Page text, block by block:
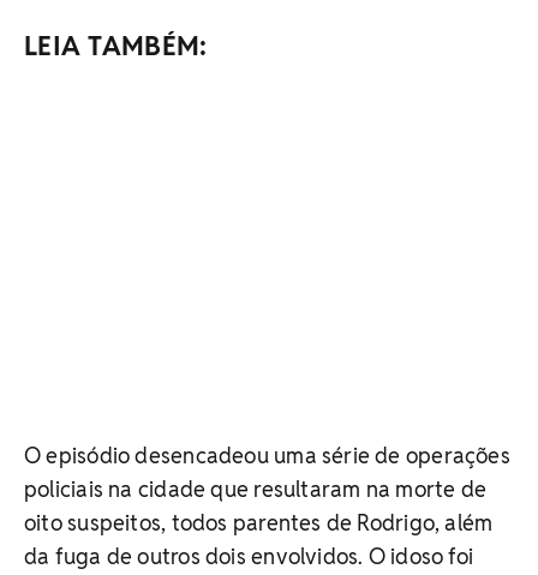
LEIA TAMBÉM:
O episódio desencadeou uma série de operações
policiais na cidade que resultaram na morte de
oito suspeitos, todos parentes de Rodrigo, além
da fuga de outros dois envolvidos. O idoso foi